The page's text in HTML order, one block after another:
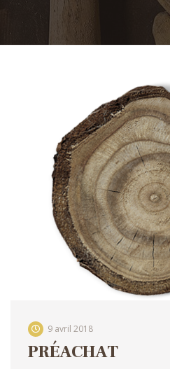
9 avril 2018
PRÉACHAT